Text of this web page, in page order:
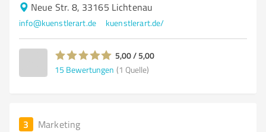
Neue Str. 8, 33165 Lichtenau
info@kuenstlerart.de kuenstlerart.de/
5,00 / 5,00
15 Bewertungen (1 Quelle)
3 Marketing